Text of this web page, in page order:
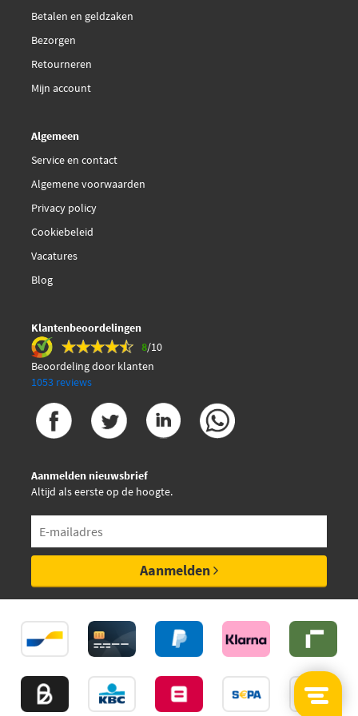
Pierburg 7.04493.17.0
QH XEGR256
Vemo V20-63-0027
Betalen en geldzaken
Bezorgen
Retourneren
Mijn account
Algemeen
Service en contact
Algemene voorwaarden
Privacy policy
Cookiebeleid
Vacatures
Blog
Klantenbeoordelingen
8/10
Beoordeling door klanten
1053 reviews
Aanmelden nieuwsbrief
Altijd als eerste op de hoogte.
Aanmelden